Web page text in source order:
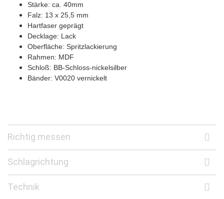
Stärke: ca. 40mm
Falz: 13 x 25,5 mm
Hartfaser geprägt
Decklage: Lack
Oberfläche: Spritzlackierung
Rahmen: MDF
Schloß: BB-Schloss-nickelsilber
Bänder: V0020 vernickelt
Richtig messen
Schlagrichtung
Technik